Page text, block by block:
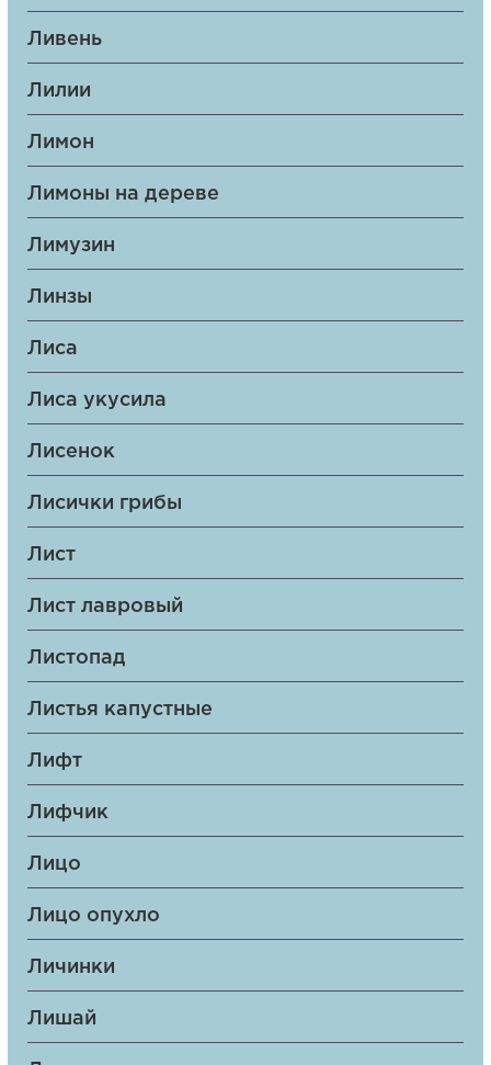
Ливень
Лилии
Лимон
Лимоны на дереве
Лимузин
Линзы
Лиса
Лиса укусила
Лисенок
Лисички грибы
Лист
Лист лавровый
Листопад
Листья капустные
Лифт
Лифчик
Лицо
Лицо опухло
Личинки
Лишай